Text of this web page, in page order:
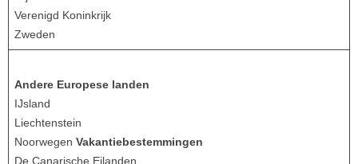
Verenigd Koninkrijk
Zweden
Andere Europese landen
IJsland
Liechtenstein
Noorwegen Vakantiebestemmingen
De Canarische Eilanden